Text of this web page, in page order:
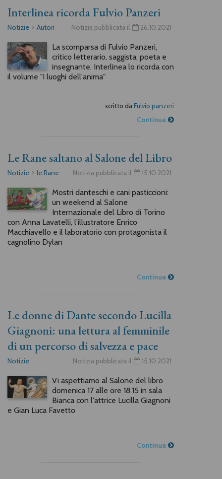
Interlinea ricorda Fulvio Panzeri
Notizie Autori Notizia pubblicata il 26.10.2021
La scomparsa di Fulvio Panzeri,
critico letterario, saggista, poeta e
insegnante. Interlinea lo ricorda con
il volume "I luoghi dell'anima"
scritto da Fulvio panzeri
Continua
Le Rane saltano al Salone del Libro
Notizie le Rane Notizia pubblicata il 15.10.2021
Mostri danteschi e cani pasticcioni:
un weekend al Salone
Internazionale del Libro di Torino
con Anna Lavatelli, l'illustratore Enrico
Macchiavello e il laboratorio con protagonista il
cagnolino Dylan
Continua
Le donne di Dante secondo Lucilla
Giagnoni: una lettura al femminile
di un percorso di salvezza e pace
Notizie Notizia pubblicata il 15.10.2021
Vi aspettiamo al Salone del libro
domenica 17 alle ore 18.15 in sala
Bianca con l'attrice Lucilla Giagnoni
e Gian Luca Favetto
Continua